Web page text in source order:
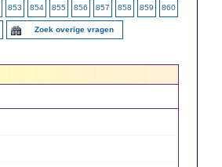
853 854 855 856 857 858 859 860
Zoek overige vragen